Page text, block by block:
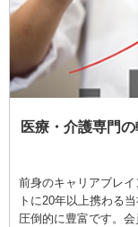
医療・介護専門
前身のキャリアブレ
トに20年以上携わる
圧倒的に豊富です。会